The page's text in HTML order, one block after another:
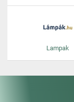
Lampak